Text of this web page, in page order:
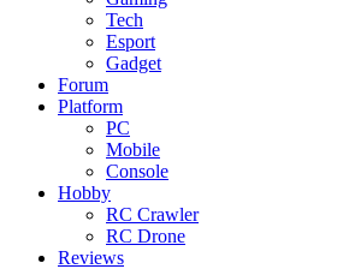
Tech
Esport
Gadget
Forum
Platform
PC
Mobile
Console
Hobby
RC Crawler
RC Drone
Reviews